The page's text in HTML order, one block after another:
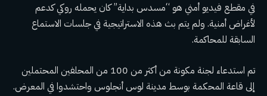
في مقطع فيديو أمني هو “مسدس بداية” كان يحمله روكي كدعم
لأغراض أمنية. ولم يتم بث هذه الاستراتيجية في جلسات الاستماع
السابقة للمحاكمة.
تم استدعاء لجنة مكونة من أكثر من 100 من المحلفين المحتملين
إلى قاعة المحكمة بوسط مدينة لوس أنجلوس واحتشدوا في المعرض.